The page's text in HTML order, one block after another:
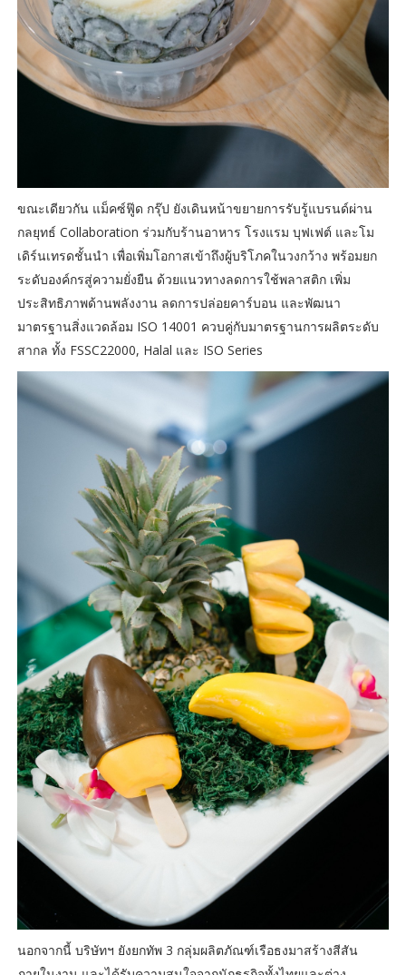
ขณะเดียวกัน แม็คซ์ฟู๊ด กรุ๊ป ยังเดินหน้าขยายการรับรู้แบรนด์ผ่าน
กลยุทธ์ Collaboration ร่วมกับร้านอาหาร โรงแรม บุฟเฟต์ และโม
เดิร์นเทรดชั้นนำ เพื่อเพิ่มโอกาสเข้าถึงผู้บริโภคในวงกว้าง พร้อมยก
ระดับองค์กรสู่ความยั่งยืน ด้วยแนวทางลดการใช้พลาสติก เพิ่ม
ประสิทธิภาพด้านพลังงาน ลดการปล่อยคาร์บอน และพัฒนา
มาตรฐานสิ่งแวดล้อม ISO 14001 ควบคู่กับมาตรฐานการผลิตระดับ
สากล ทั้ง FSSC22000, Halal และ ISO Series
นอกจากนี้ บริษัทฯ ยังยกทัพ 3 กลุ่มผลิตภัณฑ์เรือธงมาสร้างสีสัน